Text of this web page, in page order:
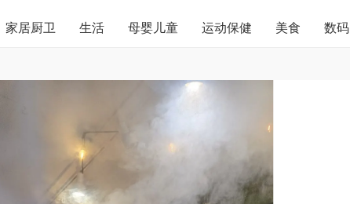
家居厨卫 生活 母婴儿童 运动保健 美食 数码